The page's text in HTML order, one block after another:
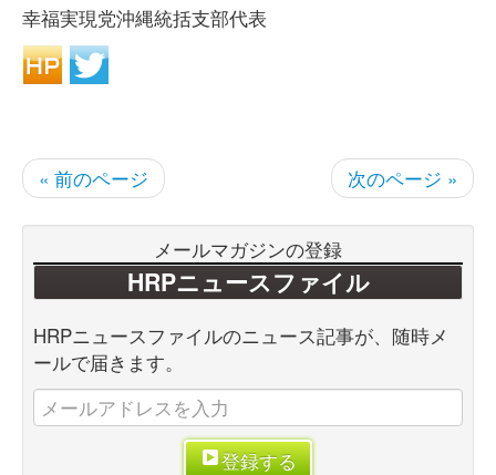
幸福実現党沖縄統括支部代表
« 前のページ 次のページ »
メールマガジンの登録
HRPニュースファイル
HRPニュースファイルのニュース記事が、随時メ
ールで届きます。
登録する